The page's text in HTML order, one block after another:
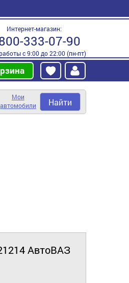
Интернет-магазин:
333-07-90
с 9:00 до 22:00 (пн-пт)
Мои
автомобили
Найти
АвтоВАЗ